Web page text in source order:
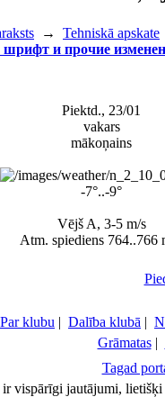
→ Tehniskā apskate
и прочие
Piektd., 23/01
vakars
mākoņains
-7°..-9°
Vējš A, 3-5 m/s
Atm. spiediens 764..766
Par klubu | Dalība klubā |
Grāmatas|
Tagad
ir vispārīgi jautājumi,